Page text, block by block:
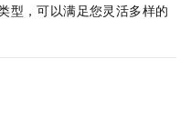
型，可以满足您灵活多样的